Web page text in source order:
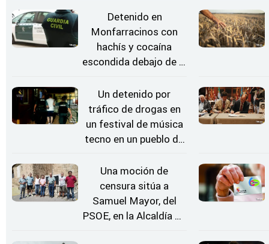
Detenido en
Monfarracinos con
hachís y cocaína
escondida debajo de la
coche
Un detenido por
tráfico de drogas en
un festival de música
tecno en un pueblo de
Una moción de
censura sitúa a
Samuel Mayor, del
PSOE, en la Alcaldía de